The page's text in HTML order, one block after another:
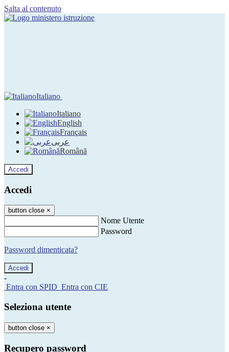
Salta al contenuto
Italiano
Italiano
English
Français
عربى
Română
Accedi
Accedi
button close ×
Nome Utente
Password
Password dimenticata?
-
Entra con SPID Entra con CIE
Seleziona utente
button close ×
Recupero password